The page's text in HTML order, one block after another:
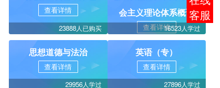
查看详情
23888人已购买
会主义理论体系概论
查看详情16523人学过
思想道德与法治
查看详情
29956人学过
英语（专）
查看详情
27896人学过
客服